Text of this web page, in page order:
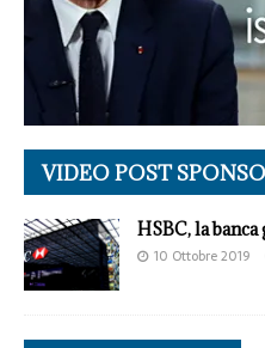
VIDEO POST
HSBC, la
10 Ottobre 2019